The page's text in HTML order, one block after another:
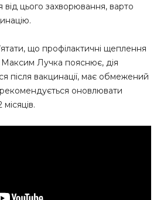
цього захворювання, варто
що профілактичні щеплення
Максим Лучка пояснює, дія
після вакцинації, має обмежений
оновлювати